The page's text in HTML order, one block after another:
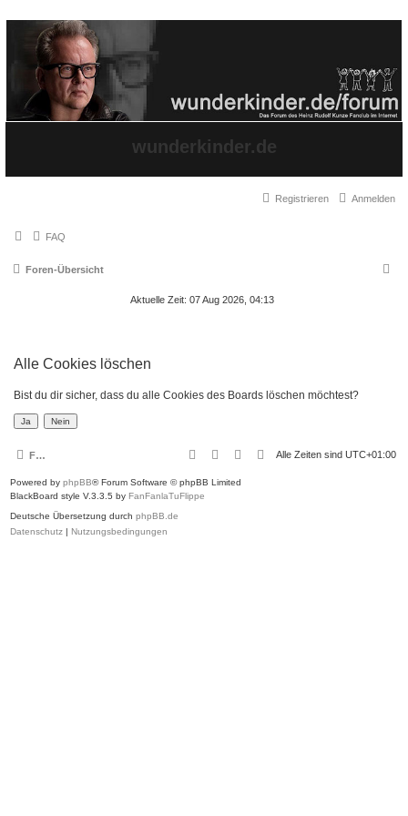
wunderkinder.de
Anmelden
Registrieren
FAQ
Foren-Übersicht
Aktuelle Zeit: 07 Aug 2026, 04:13
Alle Cookies löschen
Bist du dir sicher, dass du alle Cookies des Boards löschen möchtest?
Foren-Übersicht Alle Zeiten sind UTC+01:00
Powered by phpBB® Forum Software © phpBB Limited
BlackBoard style V.3.3.5 by FanFanlaTuFlippe
Deutsche Übersetzung durch phpBB.de
Datenschutz | Nutzungsbedingungen